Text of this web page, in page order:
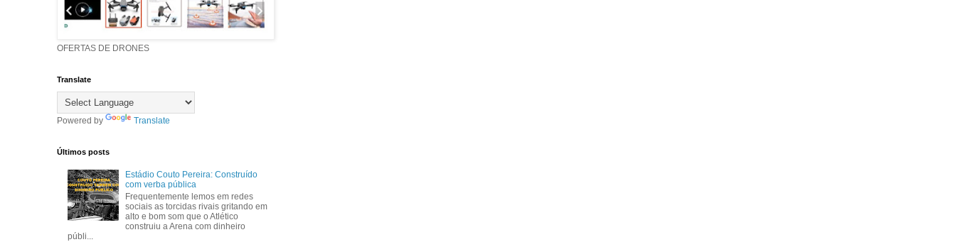
OFERTAS DE DRONES
Translate
Powered by Translate
Últimos posts
Estádio Couto Pereira: Construído
com verba pública
Frequentemente lemos em redes
sociais as torcidas rivais gritando em
alto e bom som que o Atlético
construiu a Arena com dinheiro
públi...